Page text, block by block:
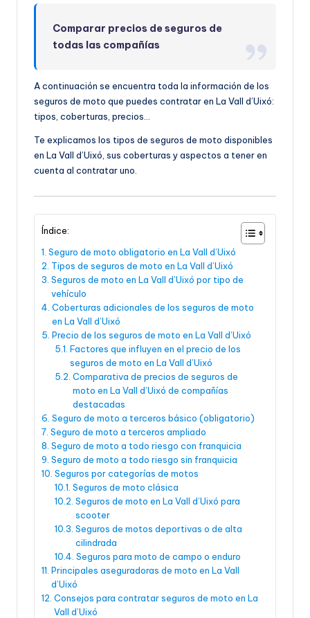
Comparar precios de seguros de
todas las compañías
A continuación se encuentra toda la información de los
seguros de moto que puedes contratar en La Vall d’Uixó:
tipos, coberturas, precios…
Te explicamos los tipos de seguros de moto disponibles
en La Vall d’Uixó, sus coberturas y aspectos a tener en
cuenta al contratar uno.
Índice:
Seguro de moto obligatorio en La Vall d’Uixó
Tipos de seguros de moto en La Vall d’Uixó
Seguros de moto en La Vall d’Uixó por tipo de
vehículo
Coberturas adicionales de los seguros de moto
en La Vall d’Uixó
Precio de los seguros de moto en La Vall d’Uixó
Factores que influyen en el precio de los
seguros de moto en La Vall d’Uixó
Comparativa de precios de seguros de
moto en La Vall d’Uixó de compañías
destacadas
Seguro de moto a terceros básico (obligatorio)
Seguro de moto a terceros ampliado
Seguro de moto a todo riesgo con franquicia
Seguro de moto a todo riesgo sin franquicia
Seguros por categorías de motos
Seguros de moto clásica
Seguros de moto en La Vall d’Uixó para
scooter
Seguros de motos deportivas o de alta
cilindrada
Seguros para moto de campo o enduro
Principales aseguradoras de moto en La Vall
d’Uixó
Consejos para contratar seguros de moto en La
Vall d’Uixó